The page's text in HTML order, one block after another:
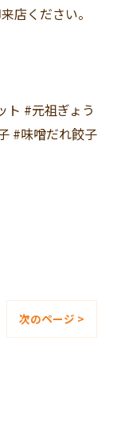
店ください。
ト #元祖ぎょう
#味噌だれ餃子
次のページ >